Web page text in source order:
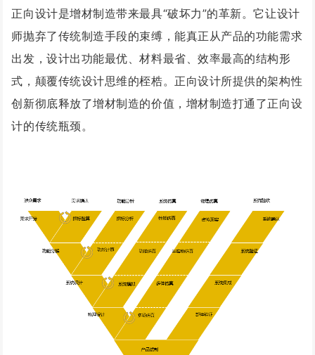
正向设计是增材制造带来最具“破坏力”的革新。它让设计
师抛弃了传统制造手段的束缚，能真正从产品的功能需求
出发，设计出功能最优、材料最省、效率最高的结构形
式，颠覆传统设计思维的桎梏。正向设计所提供的架构性
创新彻底释放了增材制造的价值，增材制造打通了正向设
计的传统瓶颈。